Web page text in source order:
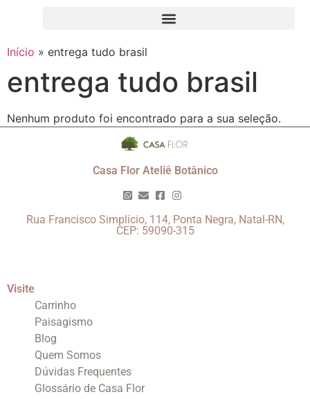
Início » entrega tudo brasil
entrega tudo brasil
Nenhum produto foi encontrado para a sua seleção.
Casa Flor Ateliê Botânico
Rua Francisco Simplício, 114, Ponta Negra, Natal-RN,
CEP: 59090-315
Visite
Carrinho
Paisagismo
Blog
Quem Somos
Dúvidas Frequentes
Glossário de Casa Flor